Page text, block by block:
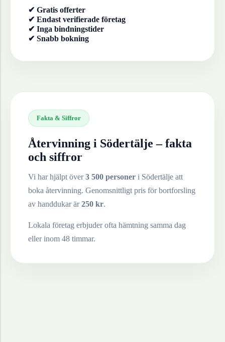
✔ Gratis offerter
✔ Endast verifierade företag
✔ Inga bindningstider
✔ Snabb bokning
Fakta & Siffror
Återvinning i Södertälje – fakta
och siffror
Vi har hjälpt över3 500 personer i Södertälje att
boka återvinning. Genomsnittligt pris för bortforsling
av handdukarär250 kr.
Lokala företag erbjuder ofta hämtning samma dag
eller inom 48 timmar.